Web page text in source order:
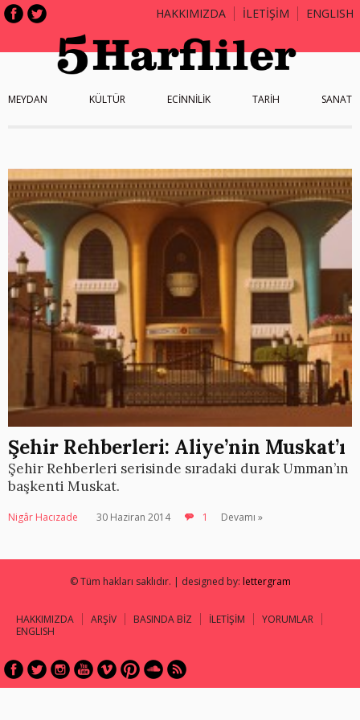
HAKKIMIZDA İLETİŞİM ENGLISH
MEYDAN KÜLTÜR ECİNNİLİK TARİH SANAT
Şehir Rehberleri: Aliye’nin Muskat’ı
Şehir Rehberleri serisinde sıradaki durak Umman’ın
başkenti Muskat.
Nigâr Hacızade 30 Haziran 2014 1 Devamı »
© Tüm hakları saklıdır. | designed by: lettergram
HAKKIMIZDA ARŞİV BASINDA BİZ İLETİŞİM
YORUMLAR
ENGLISH